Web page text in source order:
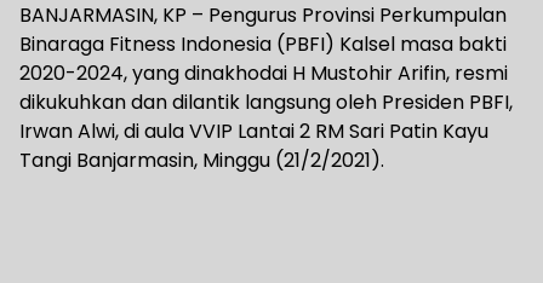
BANJARMASIN, KP – Pengurus Provinsi Perkumpulan
Binaraga Fitness Indonesia (PBFI) Kalsel masa bakti
2020-2024, yang dinakhodai H Mustohir Arifin, resmi
dikukuhkan dan dilantik langsung oleh Presiden PBFI,
Irwan Alwi, di aula VVIP Lantai 2 RM Sari Patin Kayu
Tangi Banjarmasin, Minggu (21/2/2021).